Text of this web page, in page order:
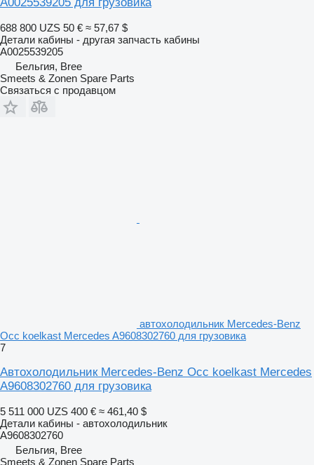
688 800 UZS 50 € ≈ 57,67 $
Детали кабины - другая запчасть кабины
A0025539205
Бельгия, Bree
Smeets & Zonen Spare Parts
Связаться с продавцом
автохолодильник Mercedes-Benz
Occ koelkast Mercedes A9608302760 для грузовика
7
Автохолодильник Mercedes-Benz Occ koelkast Mercedes
A9608302760 для грузовика
5 511 000 UZS 400 € ≈ 461,40 $
Детали кабины - автохолодильник
A9608302760
Бельгия, Bree
Smeets & Zonen Spare Parts